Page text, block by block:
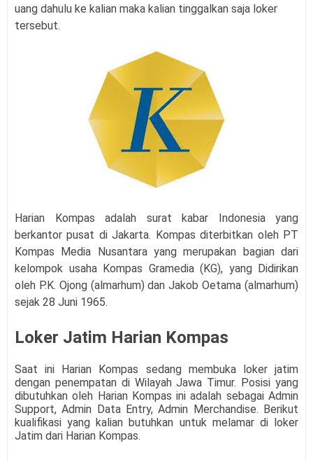
uang dahulu ke kalian maka kalian tinggalkan saja loker
tersebut.
Harian Kompas adalah surat kabar Indonesia yang
berkantor pusat di Jakarta. Kompas diterbitkan oleh PT
Kompas Media Nusantara yang merupakan bagian dari
kelompok usaha Kompas Gramedia (KG), yang Didirikan
oleh P.K. Ojong (almarhum) dan Jakob Oetama (almarhum)
sejak 28 Juni 1965.
Loker Jatim Harian Kompas
Saat ini Harian Kompas sedang membuka loker jatim
dengan penempatan di Wilayah Jawa Timur. Posisi yang
dibutuhkan oleh Harian Kompas ini adalah sebagai Admin
Support, Admin Data Entry, Admin Merchandise. Berikut
kualifikasi yang kalian butuhkan untuk melamar di loker
Jatim dari Harian Kompas.